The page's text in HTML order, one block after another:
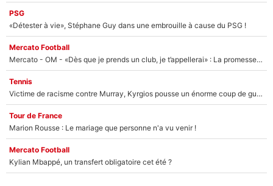
PSG
«Détester à vie», Stéphane Guy dans une embrouille à cause du PSG !
Mercato Football
Mercato - OM - «Dès que je prends un club, je t’appellerai» : La promesse de Marcelino au moment de claquer la porte
Tennis
Victime de racisme contre Murray, Kyrgios pousse un énorme coup de gueule !
Tour de France
Marion Rousse : Le mariage que personne n'a vu venir !
Mercato Football
Kylian Mbappé, un transfert obligatoire cet été ?